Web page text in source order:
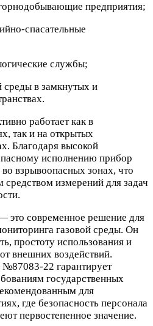
предприятия;
спасательные
службы;
среды в замкнутых и
работает как в
так и на открытых
Благодаря высокой
исполнению прибор
взрывоопасных зонах, что
средством измерений для задач
это современное решение для
газовой среды. Он
простоту использования и
внешних воздействий.
22 гарантирует
государственных
для
где безопасность персонала
первостепенное значение.